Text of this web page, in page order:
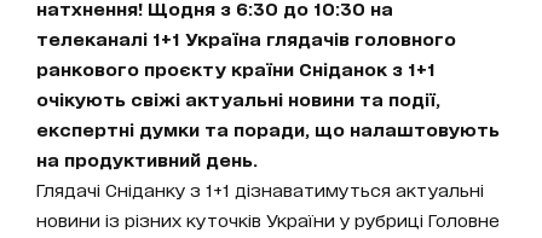
натхнення! Щодня з 6:30 до 10:30 на
телеканалі 1+1 Україна глядачів головного
ранкового проєкту країни Сніданок з 1+1
очікують свіжі актуальні новини та події,
експертні думки та поради, що налаштовують
на продуктивний день.
Глядачі Сніданку з 1+1 дізнаватимуться актуальні
новини із різних куточків України у рубриці Головне